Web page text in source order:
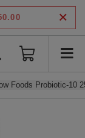
Foods Probiotic-10